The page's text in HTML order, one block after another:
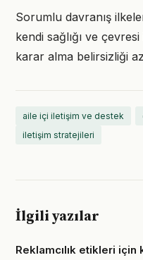
Sorumlu davranış
kendi sağlığı ve
karar alma belirsizliği
aile içi iletişim ve destek
iletişim stratejileri
İlgili yazılar
Reklamcılık etikleri için